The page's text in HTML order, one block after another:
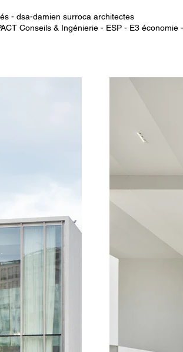
- dsa-damien surroca architectes
Conseils & Ingénierie - ESP - E3 économie